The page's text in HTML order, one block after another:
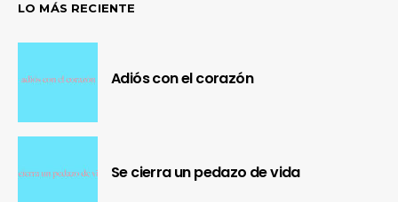
LO MÁS RECIENTE
Adiós con el corazón
Se cierra un pedazo de vida